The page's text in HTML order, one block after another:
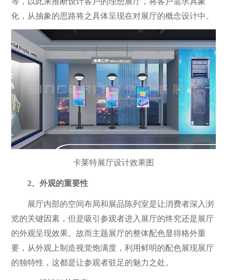
化，从抽象的思路将之具体呈现在对展厅的概念设计中。
卡莱特展厅设计效果图
2、外观的重要性
展厅内部的空间布局和展品陈列室是让消费者深入浏
览的关键因素，但是吸引参观者进入展厅的终究还是展厅
的外观呈现效果。故而主题展厅的整体配色显得格外重
要，从外观上制造视觉饱满度，利用鲜明的配色展现展厅
的独特性，这都是让参观者驻足的魅力之处。